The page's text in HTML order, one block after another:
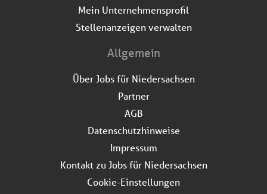
Mein Unternehmensprofil
Stellenanzeigen verwalten
Allgemein
Über Jobs für Niedersachsen
Partner
AGB
Datenschutzhinweise
Impressum
Kontakt zu Jobs für Niedersachsen
Cookie-Einstellungen